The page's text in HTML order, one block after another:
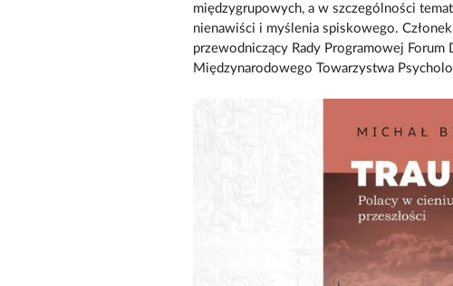
międzygrupowych, a w szczególności
nienawiści i myślenia spiskowego.
przewodniczący Rady Programowej
Międzynarodowego Towarzystwa